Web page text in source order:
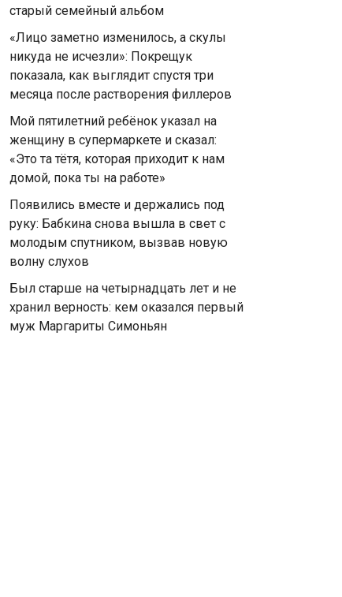
старый семейный альбом
«Лицо заметно изменилось, а скулы
никуда не исчезли»: Покрещук
показала, как выглядит спустя три
месяца после растворения филлеров
Мой пятилетний ребёнок указал на
женщину в супермаркете и сказал:
«Это та тётя, которая приходит к нам
домой, пока ты на работе»
Появились вместе и держались под
руку: Бабкина снова вышла в свет с
молодым спутником, вызвав новую
волну слухов
Был старше на четырнадцать лет и не
хранил верность: кем оказался первый
муж Маргариты Симоньян